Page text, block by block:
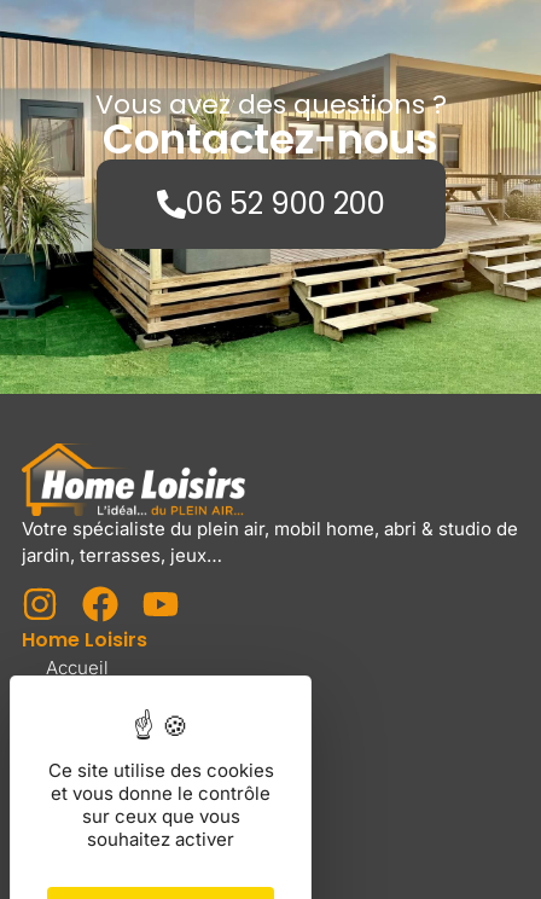
Vous avez des questions ?
Contactez-nous
06 52 900 200
Votre spécialiste du plein air, mobil home, abri & studio de
jardin, terrasses, jeux…
Home Loisirs
Accueil
Services et tarifs
Nous contacter
Produits
Mobil Home Neufs
Mobil Home Occasions
Ce site utilise des cookies
et vous donne le contrôle
sur ceux que vous
souhaitez activer